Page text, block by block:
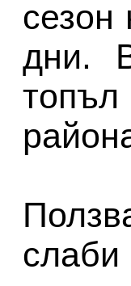
сезон
дни.